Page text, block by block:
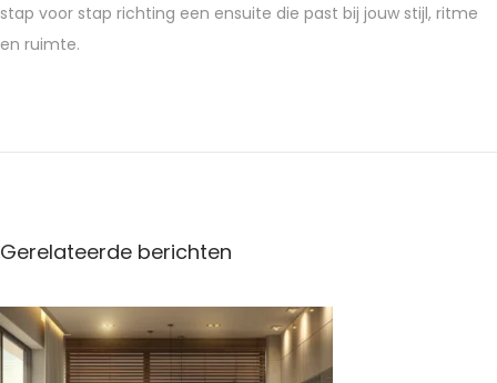
stap voor stap richting een ensuite die past bij jouw stijl, ritme
en ruimte.
c
i
q
Gerelateerde berichten